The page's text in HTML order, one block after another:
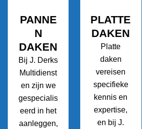
PANNE
N
DAKEN
Bij J. Derks
Multidienst
en zijn we
gespecialis
eerd in het
aanleggen,
PLATTE
DAKEN
Platte
daken
vereisen
specifieke
kennis en
expertise,
en bij J.